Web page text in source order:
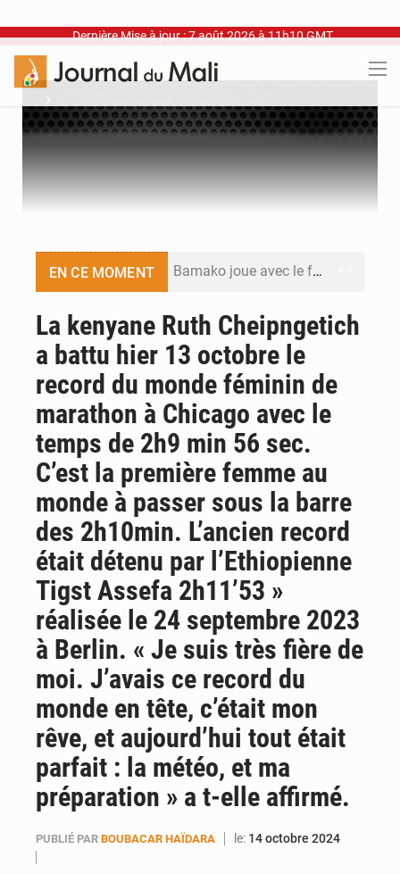
Dernière Mise à jour : 7 août 2026 à 11h10 GMT
›
EN CE MOMENT Bamako joue avec le feu
Ports ouest-africains : la bataille du fret sahélien
AfroBasket U18 : Le Mali défend sa double couronne à Abidjan
La kenyane Ruth Cheipngetich
a battu hier 13 octobre le
record du monde féminin de
marathon à Chicago avec le
temps de 2h9 min 56 sec.
C’est la première femme au
monde à passer sous la barre
des 2h10min. L’ancien record
était détenu par l’Ethiopienne
Tigst Assefa 2h11’53 »
réalisée le 24 septembre 2023
à Berlin. « Je suis très fière de
moi. J’avais ce record du
monde en tête, c’était mon
rêve, et aujourd’hui tout était
parfait : la météo, et ma
préparation » a t-elle affirmé.
PUBLIÉ PAR BOUBACAR HAÏDARA le: 14 octobre 2024